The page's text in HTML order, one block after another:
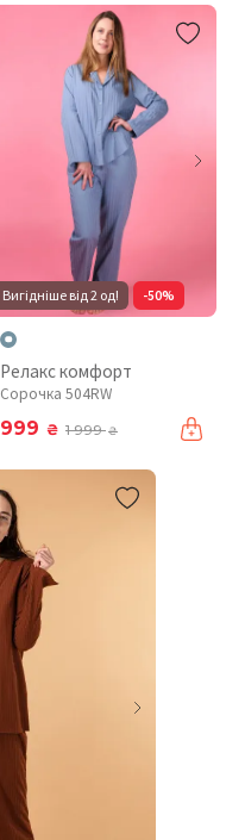
Вигідніше від 2 од! -50%
Релакс комфорт
Сорочка 504RW
999 ₴ 1 999₴